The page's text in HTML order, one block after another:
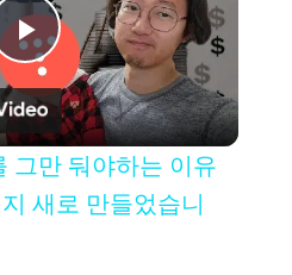
P
l
a
그만 둬야하는 이유
새로 만들었습니